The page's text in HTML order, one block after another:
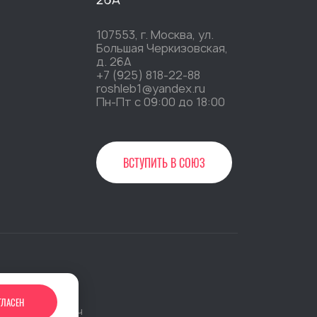
107553, г. Москва, ул.
Большая Черкизовская,
д. 26А
+7 (925) 818-22-88
roshleb1@yandex.ru
Пн-Пт c 09:00 до 18:00
ВСТУПИТЬ В СОЮЗ
Джи-Тач